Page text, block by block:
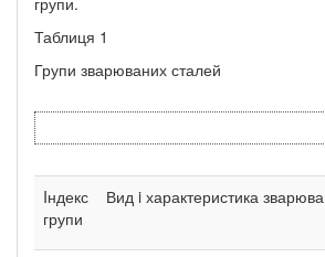
Таблиця 1
Групи зварюваних сталей
Iндекс
групи
Вид i характеристика